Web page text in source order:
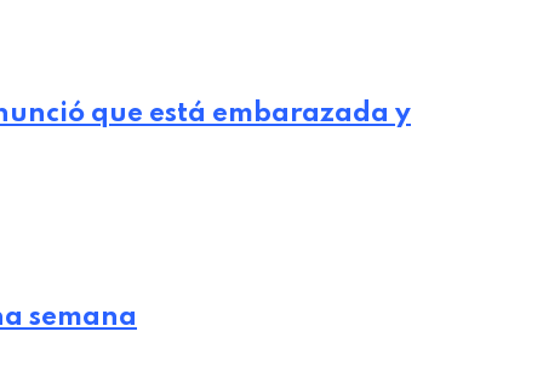
que está embarazada y
semana